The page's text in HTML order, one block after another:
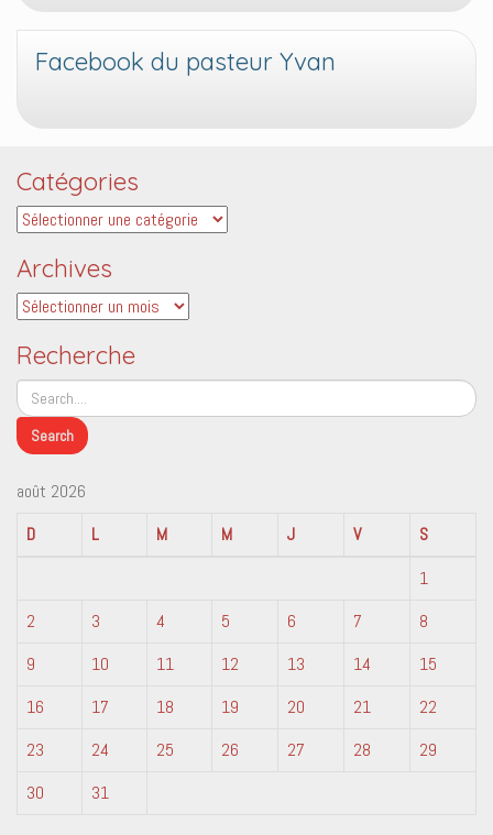
Facebook du pasteur Yvan
Catégories
Catégories
Archives
Archives
Recherche
août 2026
D
L M M J V
S
1
2
3 4 5 6 7
8
9
10 11 12 13 14
15
16
17 18 19 20 21
22
23
24 25 26 27 28
29
30
31